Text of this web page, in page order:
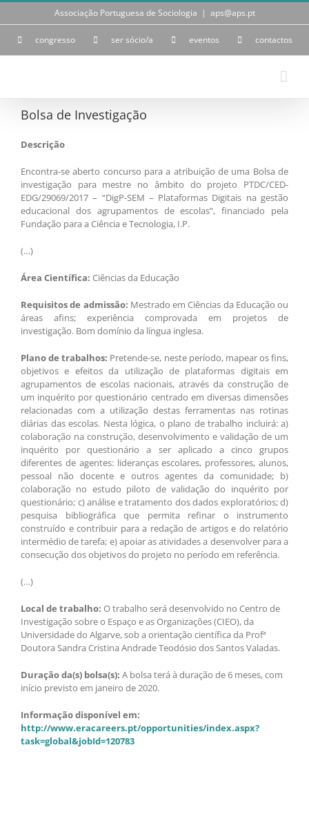
Skip
Associação Portuguesa de Sociologia | aps@aps.pt
congresso ser sócio/a eventos contactos
Bolsa de Investigação
Descrição
Encontra-se aberto concurso para a atribuição de uma Bolsa de
investigação para mestre no âmbito do projeto PTDC/CED-
EDG/29069/2017 – “DigP-SEM – Plataformas Digitais na gestão
educacional dos agrupamentos de escolas”, financiado pela
Fundação para a Ciência e Tecnologia, I.P.
(…)
Área Científica: Ciências da Educação
Requisitos de admissão: Mestrado em Ciências da Educação ou
áreas afins; experiência comprovada em projetos de
investigação. Bom domínio da língua inglesa.
Plano de trabalhos: Pretende-se, neste período, mapear os fins,
objetivos e efeitos da utilização de plataformas digitais em
agrupamentos de escolas nacionais, através da construção de
um inquérito por questionário centrado em diversas dimensões
relacionadas com a utilização destas ferramentas nas rotinas
diárias das escolas. Nesta lógica, o plano de trabalho incluirá: a)
colaboração na construção, desenvolvimento e validação de um
inquérito por questionário a ser aplicado a cinco grupos
diferentes de agentes: lideranças escolares, professores, alunos,
pessoal não docente e outros agentes da comunidade; b)
colaboração no estudo piloto de validação do inquérito por
questionário; c) análise e tratamento dos dados exploratórios; d)
pesquisa bibliográfica que permita refinar o instrumento
construído e contribuir para a redação de artigos e do relatório
intermédio de tarefa; e) apoiar as atividades a desenvolver para a
consecução dos objetivos do projeto no período em referência.
(…)
Local de trabalho: O trabalho será desenvolvido no Centro de
Investigação sobre o Espaço e as Organizações (CIEO), da
Universidade do Algarve, sob a orientação científica da Profª
Doutora Sandra Cristina Andrade Teodósio dos Santos Valadas.
Duração da(s) bolsa(s): A bolsa terá à duração de 6 meses, com
início previsto em janeiro de 2020.
Informação disponível em:
http://www.eracareers.pt/opportunities/index.aspx?
task=global&jobId=120783